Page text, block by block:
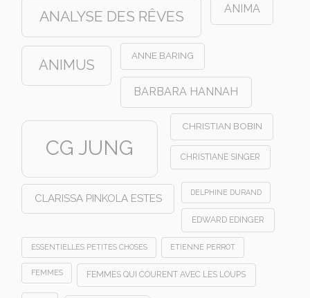
ANALYSE DES RÊVES ANIMA
ANIMUS
ANNE BARING
BARBARA HANNAH
CG JUNG
CHRISTIAN BOBIN
CHRISTIANE SINGER
CLARISSA PINKOLA ESTES DELPHINE DURAND
EDWARD EDINGER
ESSENTIELLES PETITES CHOSES ETIENNE PERROT
FEMMES FEMMES QUI COURENT AVEC LES LOUPS